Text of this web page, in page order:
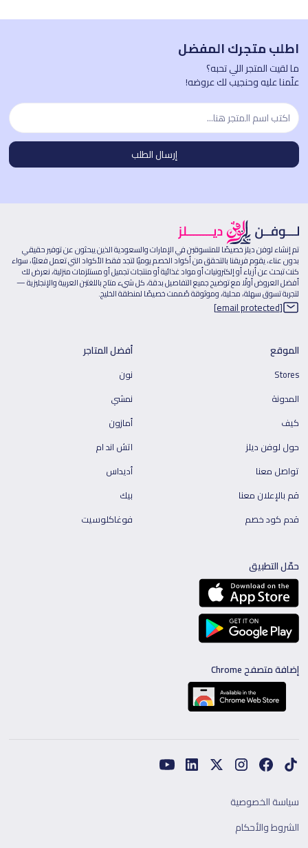
اطلب متجرك المفضل
ما لقيت المتجر اللي تحبه؟
علّمنا عليه وحنجيب لك عروضه!
تم إنشاء لوفن ديلز خصيصًا للمتسوقين في الإمارات والسعودية الذين يبحثون عن توفير حقيقي
بدون عناء، يقوم فريقنا بالتحقق من أكواد الخصم يوميًا لتجد فقط الأكواد التي تعمل فعليًا، سواء
كنت تبحث عن أزياء أو إلكترونيات أو مواد غذائية أو منتجات تجميل أو مستلزمات منزلية، نعرض لك
أفضل العروض أولًا مع توضيح جميع التفاصيل بدقة، كل شيء متاح باللغتين العربية والإنجليزية —
لتجربة تسوق سهلة، محلية، وموثوقة صُممت خصيصًا لمنطقة الخليج.
[email protected]
الموقع
Stores
المدونة
كيف
حول لوفن ديلز
تواصل معنا
قم بالإعلان معنا
قدم كود خصم
أفضل المتاجر
نون
نمشي
أمازون
اتش اند ام
أديداس
بيك
فوغاكلوسيت
حمّل التطبيق
إضافة متصفح Chrome
سياسة الخصوصية
الشروط والأحكام